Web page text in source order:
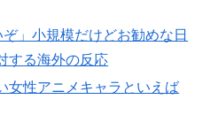
地サポが騒然！【海外の反
審判買収！W杯予選7戦無敗
」小規模だけどお勧めな日
する海外の反応
女性アニメキャラといえば